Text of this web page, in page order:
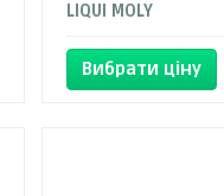
LIQUI MOLY
Вибрати ціну